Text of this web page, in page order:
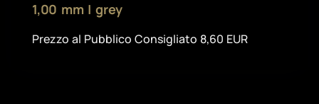
1,00 mm | grey
Prezzo al Pubblico Consigliato 8,60 EUR